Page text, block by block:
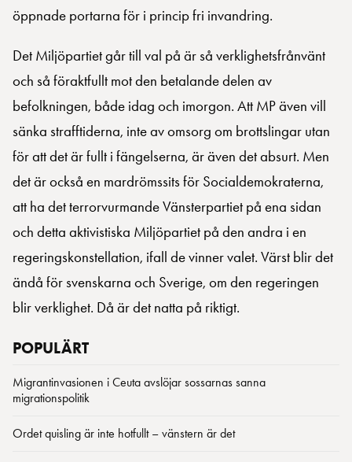
öppnade portarna för i princip fri invandring.
Det Miljöpartiet går till val på är så verklighetsfrånvänt
och så föraktfullt mot den betalande delen av
befolkningen, både idag och imorgon. Att MP även vill
sänka strafftiderna, inte av omsorg om brottslingar utan
för att det är fullt i fängelserna, är även det absurt. Men
det är också en mardrömssits för Socialdemokraterna,
att ha det terrorvurmande Vänsterpartiet på ena sidan
och detta aktivistiska Miljöpartiet på den andra i en
regeringskonstellation, ifall de vinner valet. Värst blir det
ändå för svenskarna och Sverige, om den regeringen
blir verklighet. Då är det natta på riktigt.
POPULÄRT
Migrantinvasionen i Ceuta avslöjar sossarnas sanna
migrationspolitik
Ordet quisling är inte hotfullt – vänstern är det